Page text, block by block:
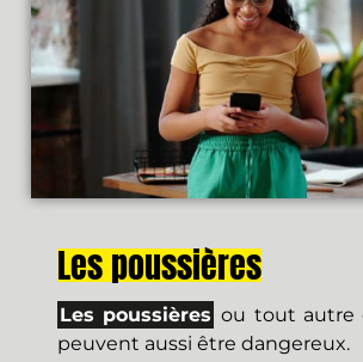
Les poussières
Les poussières ou tout autre
peuvent aussi être dangereux.